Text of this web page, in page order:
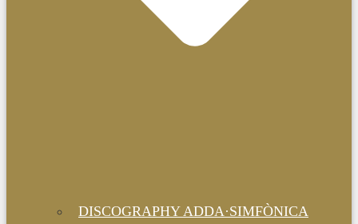
DISCOGRAPHY ADDA·SIMFÒNICA